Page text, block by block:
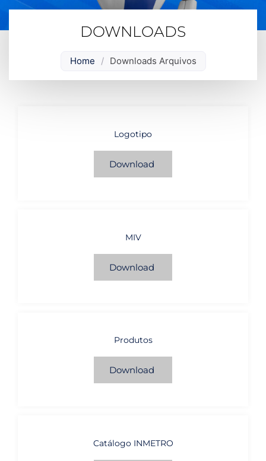
DOWNLOADS
Home / Downloads Arquivos
Logotipo
Download
MIV
Download
Produtos
Download
Catálogo INMETRO